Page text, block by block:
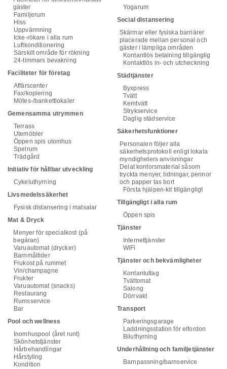
gäster
Familjerum
Hiss
Uppvärmning
Icke-rökare i alla rum
Luftkonditionering
Särskilt område för rökning
24-timmars bevakning
Faciliteter för företag
Affärscenter
Fax/kopiering
Mötes-/bankettlokaler
Gemensamma utrymmen
Terrass
Utemöbler
Öppen spis utomhus
Spelrum
Trädgård
Initiativ för hållbar utveckling
Cykeluthyrning
Livsmedelssäkerhet
Fysisk distansering i matsalar
Mat & Dryck
Menyer för specialkost (på
begäran)
Varuautomat (drycker)
Barnmåltider
Frukost på rummet
Vin/champagne
Frukter
Varuautomat (snacks)
Restaurang
Rumsservice
Bar
Pool och wellness
Inomhuspool (året runt)
Skönhetstjänster
Hårbehandlingar
Hårstyling
Kondition
Yogarum
Social distansering
Skärmar eller fysiska barriärer
placerade mellan personal och
gäster i lämpliga områden
Kontantlös betalning tillgänglig
Kontaktlös in- och utcheckning
Städtjänster
Byxpress
Tvätt
Kemtvätt
Strykservice
Daglig städservice
Säkerhetsfunktioner
Personalen följer alla
säkerhetsprotokoll enligt lokala
myndigheters anvisningar
Delat kontorsmaterial såsom
tryckta menyer, tidningar, pennor
och papper tas bort
Första hjälpen-kit tillgängligt
Tillgängligt i alla rum
Öppen spis
Tjänster
Internettjänster
WiFi
Tjänster och bekvämligheter
Kontantuttag
Tvättomat
Salong
Dörrvakt
Transport
Parkeringsgarage
Laddningsstation för elfordon
Biluthyrning
Underhållning och familjetjänster
Barnpassning/barnservice